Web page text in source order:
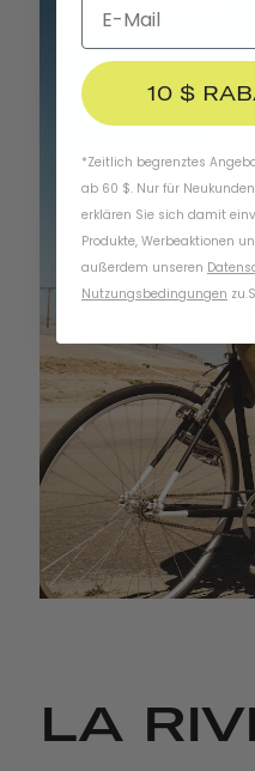
LA
10 $
*Zeitlich begrenztes
ab 60 $. Nur für
erklären Sie sich damit
Produkte, Werbeaktionen
außerdem unseren
Nutzungsbedingungen zu.